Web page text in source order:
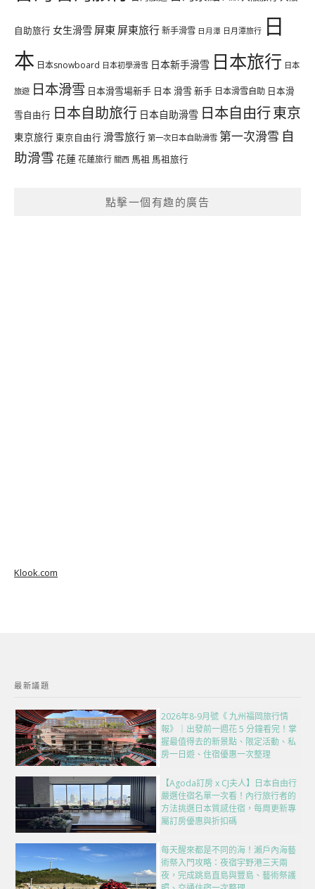
自助旅行 女生滑雪 屏東 屏東旅行新手滑雪 日月潭 日月潭旅行 日
本 日本snowboard 日本初學滑雪 日本新手滑雪 日本旅行 日本
旅遊 日本滑雪 日本滑雪場新手 日本 滑雪 新手 日本滑雪自助 日本滑
雪自由行 日本自助旅行 日本自助滑雪 日本自由行東京
東京旅行 東京自由行 滑雪旅行 第一次日本自助滑雪 第一次滑雪 自
助滑雪 花蓮花蓮旅行 關西 馬祖 馬祖旅行
點擊一個有趣的廣告
Klook.com
最新議題
2026年8-9月號《 九州福岡旅行情
報》｜出發前一週花 5 分鐘看完！掌
握最值得去的新景點、限定活動、私
房一日遊、住宿優惠一次整理
【Agoda訂房 x CJ夫人】日本自由行
嚴選住宿名單一次看！內行旅行者的
方法挑選日本質感住宿，每周更新專
屬訂房優惠與折扣碼
每天醒來都是不同的海！瀨戶內海藝
術祭入門攻略：夜宿宇野港三天兩
夜，完成跳島直島與豐島、藝術祭護